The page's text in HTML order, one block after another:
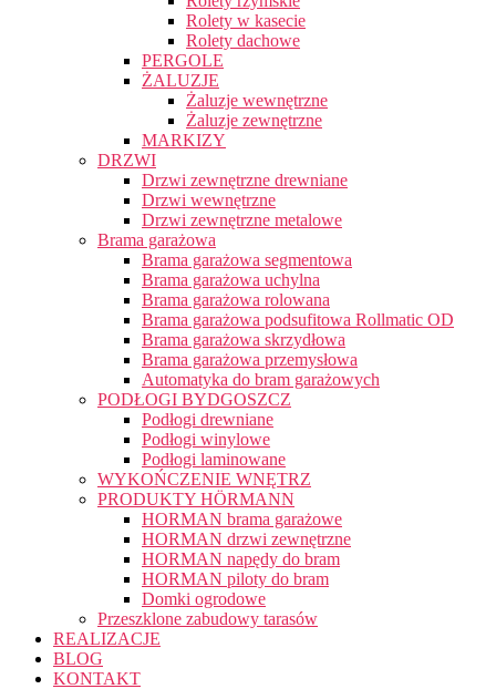
Rolety w kasecie
Rolety dachowe
PERGOLE
ŻALUZJE
Żaluzje wewnętrzne
Żaluzje zewnętrzne
MARKIZY
DRZWI
Drzwi zewnętrzne drewniane
Drzwi wewnętrzne
Drzwi zewnętrzne metalowe
Brama garażowa
Brama garażowa segmentowa
Brama garażowa uchylna
Brama garażowa rolowana
Brama garażowa podsufitowa Rollmatic OD
Brama garażowa skrzydłowa
Brama garażowa przemysłowa
Automatyka do bram garażowych
PODŁOGI BYDGOSZCZ
Podłogi drewniane
Podłogi winylowe
Podłogi laminowane
WYKOŃCZENIE WNĘTRZ
PRODUKTY HÖRMANN
HORMAN brama garażowe
HORMAN drzwi zewnętrzne
HORMAN napędy do bram
HORMAN piloty do bram
Domki ogrodowe
Przeszklone zabudowy tarasów
REALIZACJE
BLOG
KONTAKT